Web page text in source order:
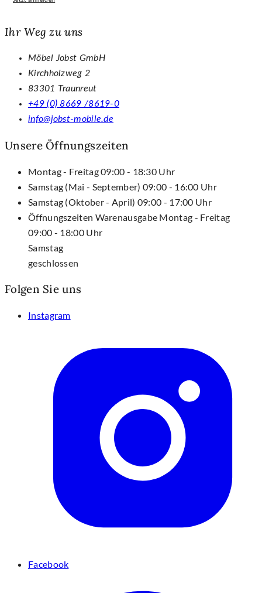
Ihr Weg zu uns
Möbel Jobst GmbH
Kirchholzweg 2
83301 Traunreut
+49 (0) 8669 /8619-0
info@jobst-mobile.de
Unsere Öffnungszeiten
Montag - Freitag09:00 - 18:30 Uhr
Samstag (Mai - September) 09:00 - 16:00 Uhr
Samstag (Oktober - April) 09:00 - 17:00 Uhr
Öffnungszeiten Warenausgabe Montag - Freitag
09:00 - 18:00 Uhr
Samstag
geschlossen
Folgen Sie uns
Instagram
Facebook